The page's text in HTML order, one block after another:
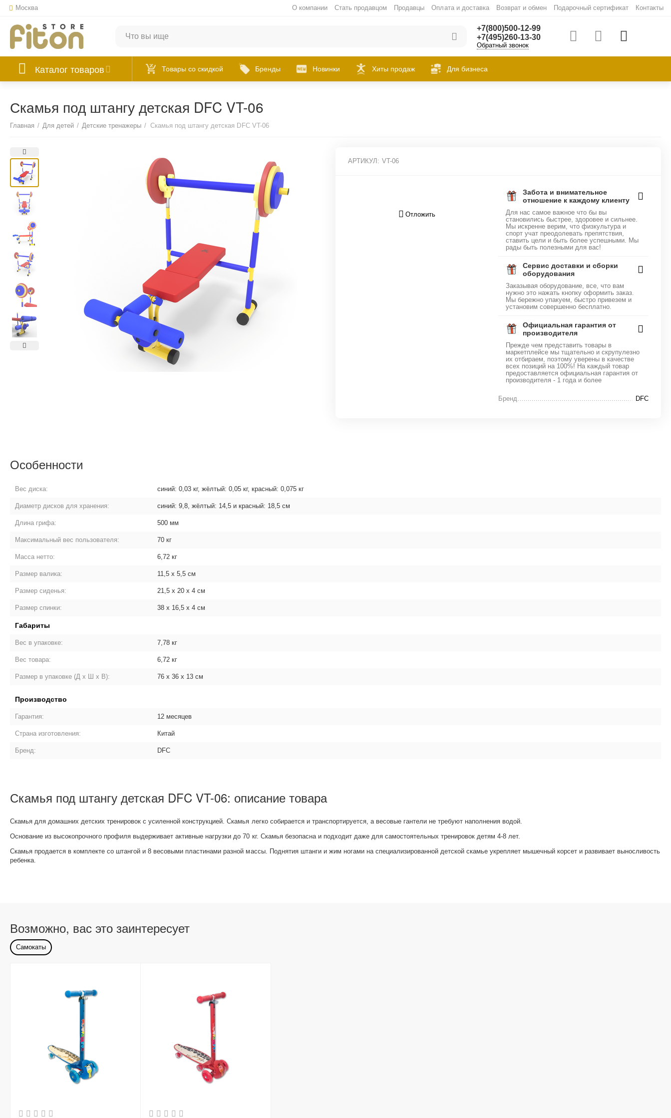
Москва О компании Стать продавцом Продавцы Оплата и доставка Возврат и обмен Подарочный сертификат Контакты
+7(800)500-12-99
+7(495)260-13-30
Обратный звонок
Каталог товаров Товары со скидкой Бренды Новинки Хиты продаж Для бизнеса
Скамья под штангу детская DFC VT-06
Главная / Для детей / Детские тренажеры / Скамья под штангу детская DFC VT-06
АРТИКУЛ: VT-06
Отложить
Забота и внимательное
отношение к каждому клиенту
Для нас самое важное что бы вы
становились быстрее, здоровее и сильнее.
Мы искренне верим, что физкультура и
спорт учат преодолевать препятствия,
ставить цели и быть более успешными. Мы
рады быть полезными для вас!
Сервис доставки и сборки
оборудования
Заказывая оборудование, все, что вам
нужно это нажать кнопку оформить заказ.
Мы бережно упакуем, быстро привезем и
установим совершенно бесплатно.
Официальная гарантия от
производителя
Прежде чем представить товары в
маркетплейсе мы тщательно и скрупулезно
их отбираем, поэтому уверены в качестве
всех позиций на 100%! На каждый товар
предоставляется официальная гарантия от
производителя - 1 года и более
Бренд DFC
Особенности
Вес диска: синий: 0,03 кг, жёлтый: 0,05 кг, красный: 0,075 кг
Диаметр дисков для хранения: синий: 9,8, жёлтый: 14,5 и красный: 18,5 см
Длина грифа: 500 мм
Максимальный вес пользователя: 70 кг
Масса нетто: 6,72 кг
Размер валика: 11,5 х 5,5 см
Размер сиденья: 21,5 х 20 х 4 см
Размер спинки: 38 х 16,5 х 4 см
Габариты
Вес в упаковке: 7,78 кг
Вес товара: 6,72 кг
Размер в упаковке (Д х Ш х В): 76 х 36 х 13 см
Производство
Гарантия: 12 месяцев
Страна изготовления: Китай
Бренд: DFC
Скамья под штангу детская DFC VT-06: описание товара
Скамья для домашних детских тренировок с усиленной конструкцией. Скамья легко собирается и транспортируется, а весовые гантели не требуют наполнения водой.
Основание из высокопрочного профиля выдерживает активные нагрузки до 70 кг. Скамья безопасна и подходит даже для самостоятельных тренировок детям 4-8 лет.
Скамья продается в комплекте со штангой и 8 весовыми пластинами разной массы. Поднятия штанги и жим ногами на специализированной детской скамье укрепляет мышечный корсет и развивает выносливость
ребенка.
Возможно, вас это заинтересует
Самокаты